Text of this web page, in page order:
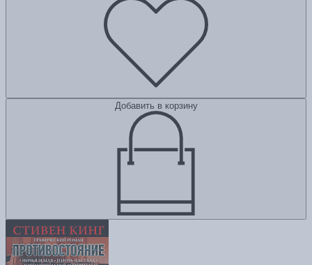
Добавить в корзину